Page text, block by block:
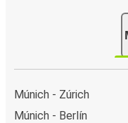
Múnich - Zúrich
Múnich - Berlín